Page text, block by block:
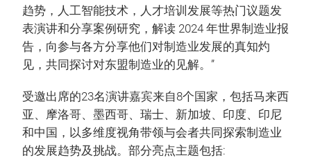
趋势，人工智能技术，人才培训发展等热门议题发
表演讲和分享案例研究，解读 2024 年世界制造业报
告，向参与各方分享他们对制造业发展的真知灼
见，共同探讨对东盟制造业的见解。”
受邀出席的23名演讲嘉宾来自8个国家，包括马来西
亚、摩洛哥、墨西哥、瑞士、新加坡、印度、印尼
和中国，以多维度视角带领与会者共同探索制造业
的发展趋势及挑战。部分亮点主题包括: